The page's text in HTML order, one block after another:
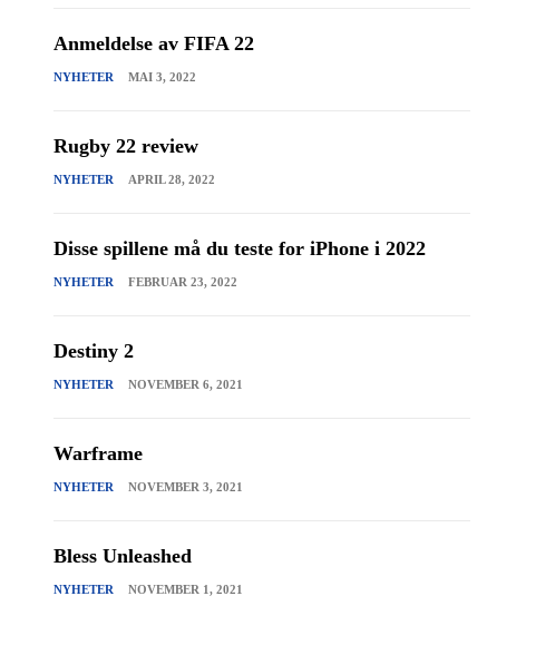
Anmeldelse av FIFA 22
NYHETER MAI 3, 2022
Rugby 22 review
NYHETER APRIL 28, 2022
Disse spillene må du teste for iPhone i 2022
NYHETER FEBRUAR 23, 2022
Destiny 2
NYHETER NOVEMBER 6, 2021
Warframe
NYHETER NOVEMBER 3, 2021
Bless Unleashed
NYHETER NOVEMBER 1, 2021